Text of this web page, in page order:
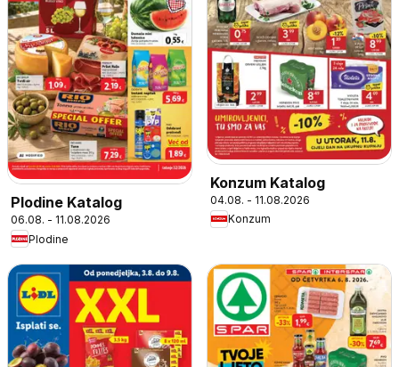
Plodine Katalog
06.08. - 11.08.2026
Plodine
Konzum Katalog
04.08. - 11.08.2026
Konzum